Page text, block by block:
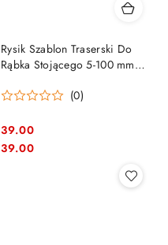
Rysik Szablon Traserski Do
Rąbka Stojącego 5-100 mm
(0)
Cena:
39.00
Cena:
39.00